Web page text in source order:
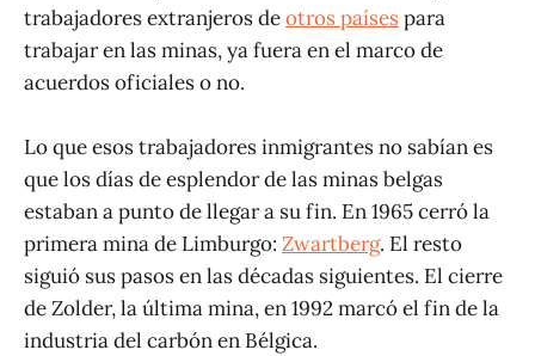
trabajadores extranjeros deotros paísespara
trabajar en las minas, ya fuera en el marco de
acuerdos oficiales o no.
Lo que esos trabajadores inmigrantes no sabían es
que los días de esplendor de las minas belgas
estaban a punto de llegar a su fin. En 1965 cerró la
primera mina de Limburgo: Zwartberg. El resto
siguió sus pasos en las décadas siguientes. El cierre
de Zolder, la última mina, en 1992 marcó el fin de la
industria del carbón en Bélgica.